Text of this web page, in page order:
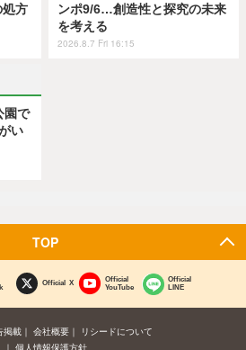
処方
ンポ9/6…創造性と探究の未来
を考える
2026.8.7 Fri 16:15
園で
い
TOP
Official X
Official
YouTube
Official
LINE
掲載 会社概要
リシードについて
個人情報保護方針